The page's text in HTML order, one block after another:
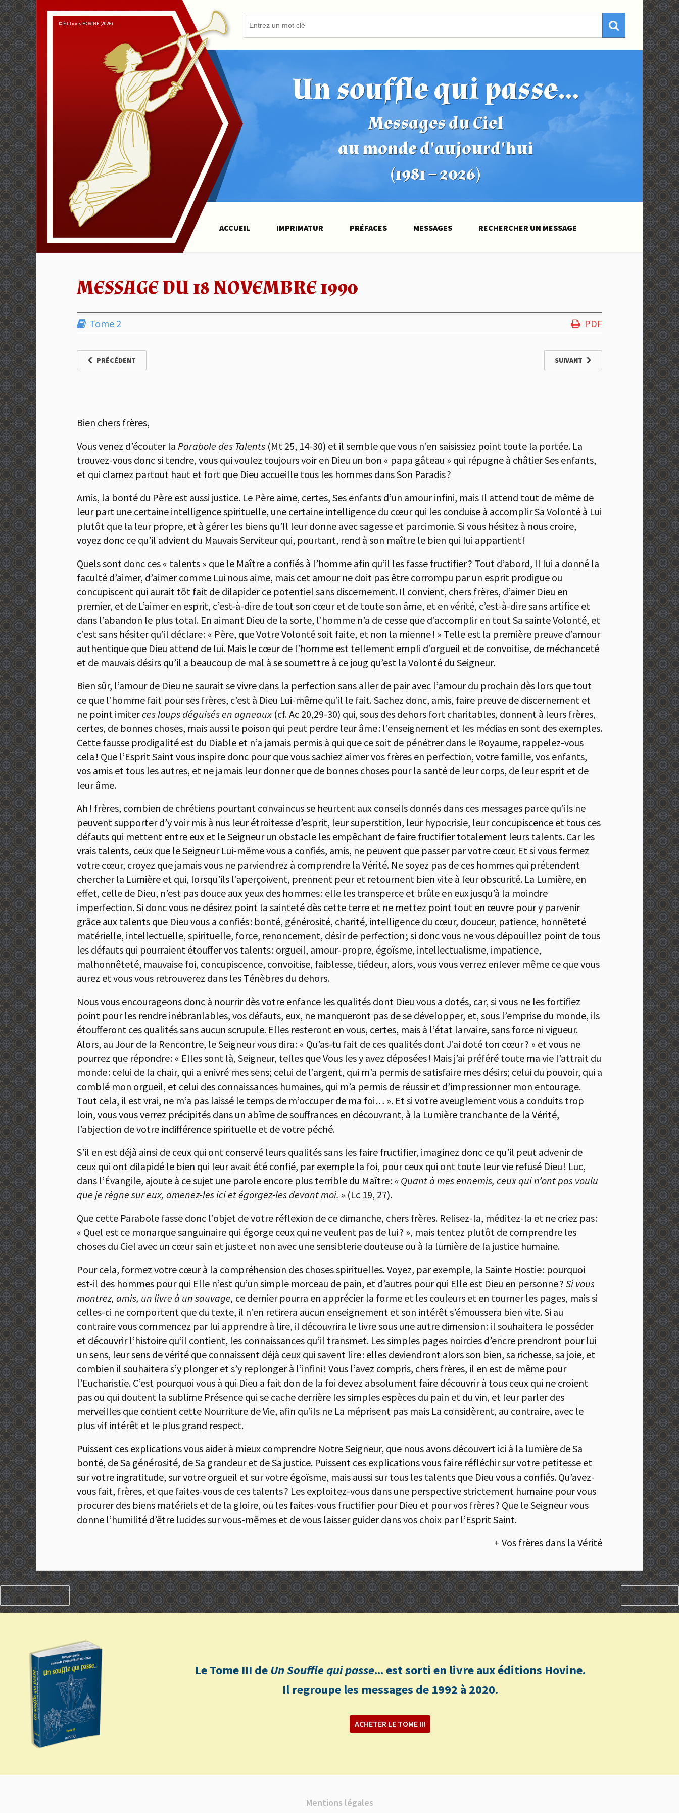
Un souffle qui passe...
Messages du Ciel
au monde d'aujourd'hui
(1981 – 2026)
© Éditions HOVINE (2026)
ACCUEIL IMPRIMATUR PRÉFACES MESSAGES RECHERCHER UN MESSAGE
MESSAGE DU 18 NOVEMBRE 1990
Tome 2 PDF
PRÉCÉDENT SUIVANT
Bien chers frères,
Vous venez d’écouter la Parabole des Talents (Mt 25, 14-30) et il semble que vous n’en saisissiez point toute la portée. La
trouvez-vous donc si tendre, vous qui voulez toujours voir en Dieu un bon « papa gâteau » qui répugne à châtier Ses enfants,
et qui clamez partout haut et fort que Dieu accueille tous les hommes dans Son Paradis ?
Amis, la bonté du Père est aussi justice. Le Père aime, certes, Ses enfants d’un amour infini, mais Il attend tout de même de
leur part une certaine intelligence spirituelle, une certaine intelligence du cœur qui les conduise à accomplir Sa Volonté à Lui
plutôt que la leur propre, et à gérer les biens qu’Il leur donne avec sagesse et parcimonie. Si vous hésitez à nous croire,
voyez donc ce qu’il advient du Mauvais Serviteur qui, pourtant, rend à son maître le bien qui lui appartient !
Quels sont donc ces « talents » que le Maître a confiés à l’homme afin qu’il les fasse fructifier ? Tout d’abord, Il lui a donné la
faculté d’aimer, d’aimer comme Lui nous aime, mais cet amour ne doit pas être corrompu par un esprit prodigue ou
concupiscent qui aurait tôt fait de dilapider ce potentiel sans discernement. Il convient, chers frères, d’aimer Dieu en
premier, et de L’aimer en esprit, c’est-à-dire de tout son cœur et de toute son âme, et en vérité, c’est-à-dire sans artifice et
dans l’abandon le plus total. En aimant Dieu de la sorte, l’homme n’a de cesse que d’accomplir en tout Sa sainte Volonté, et
c’est sans hésiter qu’il déclare : « Père, que Votre Volonté soit faite, et non la mienne ! » Telle est la première preuve d’amour
authentique que Dieu attend de lui. Mais le cœur de l’homme est tellement empli d’orgueil et de convoitise, de méchanceté
et de mauvais désirs qu’il a beaucoup de mal à se soumettre à ce joug qu’est la Volonté du Seigneur.
Bien sûr, l’amour de Dieu ne saurait se vivre dans la perfection sans aller de pair avec l’amour du prochain dès lors que tout
ce que l’homme fait pour ses frères, c’est à Dieu Lui-même qu’il le fait. Sachez donc, amis, faire preuve de discernement et
ne point imiterces loups déguisés en agneaux (cf. Ac 20,29-30) qui, sous des dehors fort charitables, donnent à leurs frères,
certes, de bonnes choses, mais aussi le poison qui peut perdre leur âme : l’enseignement et les médias en sont des exemples.
Cette fausse prodigalité est du Diable et n’a jamais permis à qui que ce soit de pénétrer dans le Royaume, rappelez-vous
cela ! Que l’Esprit Saint vous inspire donc pour que vous sachiez aimer vos frères en perfection, votre famille, vos enfants,
vos amis et tous les autres, et ne jamais leur donner que de bonnes choses pour la santé de leur corps, de leur esprit et de
leur âme.
Ah ! frères, combien de chrétiens pourtant convaincus se heurtent aux conseils donnés dans ces messages parce qu’ils ne
peuvent supporter d’y voir mis à nus leur étroitesse d’esprit, leur superstition, leur hypocrisie, leur concupiscence et tous ces
défauts qui mettent entre eux et le Seigneur un obstacle les empêchant de faire fructifier totalement leurs talents. Car les
vrais talents, ceux que le Seigneur Lui-même vous a confiés, amis, ne peuvent que passer par votre cœur. Et si vous fermez
votre cœur, croyez que jamais vous ne parviendrez à comprendre la Vérité. Ne soyez pas de ces hommes qui prétendent
chercher la Lumière et qui, lorsqu’ils l’aperçoivent, prennent peur et retournent bien vite à leur obscurité. La Lumière, en
effet, celle de Dieu, n’est pas douce aux yeux des hommes : elle les transperce et brûle en eux jusqu’à la moindre
imperfection. Si donc vous ne désirez point la sainteté dès cette terre et ne mettez point tout en œuvre pour y parvenir
grâce aux talents que Dieu vous a confiés : bonté, générosité, charité, intelligence du cœur, douceur, patience, honnêteté
matérielle, intellectuelle, spirituelle, force, renoncement, désir de perfection ; si donc vous ne vous dépouillez point de tous
les défauts qui pourraient étouffer vos talents : orgueil, amour-propre, égoïsme, intellectualisme, impatience,
malhonnêteté, mauvaise foi, concupiscence, convoitise, faiblesse, tiédeur, alors, vous vous verrez enlever même ce que vous
aurez et vous vous retrouverez dans les Ténèbres du dehors.
Nous vous encourageons donc à nourrir dès votre enfance les qualités dont Dieu vous a dotés, car, si vous ne les fortifiez
point pour les rendre inébranlables, vos défauts, eux, ne manqueront pas de se développer, et, sous l’emprise du monde, ils
étoufferont ces qualités sans aucun scrupule. Elles resteront en vous, certes, mais à l’état larvaire, sans force ni vigueur.
Alors, au Jour de la Rencontre, le Seigneur vous dira : « Qu’as-tu fait de ces qualités dont J’ai doté ton cœur ? » et vous ne
pourrez que répondre : « Elles sont là, Seigneur, telles que Vous les y avez déposées ! Mais j’ai préféré toute ma vie l’attrait du
monde : celui de la chair, qui a enivré mes sens; celui de l’argent, qui m’a permis de satisfaire mes désirs; celui du pouvoir, qui a
comblé mon orgueil, et celui des connaissances humaines, qui m’a permis de réussir et d’impressionner mon entourage.
Tout cela, il est vrai, ne m’a pas laissé le temps de m’occuper de ma foi… ». Et si votre aveuglement vous a conduits trop
loin, vous vous verrez précipités dans un abîme de souffrances en découvrant, à la Lumière tranchante de la Vérité,
l’abjection de votre indifférence spirituelle et de votre péché.
S’il en est déjà ainsi de ceux qui ont conservé leurs qualités sans les faire fructifier, imaginez donc ce qu’il peut advenir de
ceux qui ont dilapidé le bien qui leur avait été confié, par exemple la foi, pour ceux qui ont toute leur vie refusé Dieu ! Luc,
dans l’Évangile, ajoute à ce sujet une parole encore plus terrible du Maître :« Quant à mes ennemis, ceux qui n’ont pas voulu
que je règne sur eux, amenez-les ici et égorgez-les devant moi. » (Lc 19, 27).
Que cette Parabole fasse donc l’objet de votre réflexion de ce dimanche, chers frères. Relisez-la, méditez-la et ne criez pas :
« Quel est ce monarque sanguinaire qui égorge ceux qui ne veulent pas de lui ? », mais tentez plutôt de comprendre les
choses du Ciel avec un cœur sain et juste et non avec une sensiblerie douteuse ou à la lumière de la justice humaine.
Pour cela, formez votre cœur à la compréhension des choses spirituelles. Voyez, par exemple, la Sainte Hostie : pourquoi
est-il des hommes pour qui Elle n’est qu’un simple morceau de pain, et d’autres pour qui Elle est Dieu en personne ? Si vous
montrez, amis, un livre à un sauvage, ce dernier pourra en apprécier la forme et les couleurs et en tourner les pages, mais si
celles-ci ne comportent que du texte, il n’en retirera aucun enseignement et son intérêt s’émoussera bien vite. Si au
contraire vous commencez par lui apprendre à lire, il découvrira le livre sous une autre dimension : il souhaitera le posséder
et découvrir l’histoire qu’il contient, les connaissances qu’il transmet. Les simples pages noircies d’encre prendront pour lui
un sens, leur sens de vérité que connaissent déjà ceux qui savent lire : elles deviendront alors son bien, sa richesse, sa joie, et
combien il souhaitera s’y plonger et s’y replonger à l’infini ! Vous l’avez compris, chers frères, il en est de même pour
l’Eucharistie. C’est pourquoi vous à qui Dieu a fait don de la foi devez absolument faire découvrir à tous ceux qui ne croient
pas ou qui doutent la sublime Présence qui se cache derrière les simples espèces du pain et du vin, et leur parler des
merveilles que contient cette Nourriture de Vie, afin qu’ils ne La méprisent pas mais La considèrent, au contraire, avec le
plus vif intérêt et le plus grand respect.
Puissent ces explications vous aider à mieux comprendre Notre Seigneur, que nous avons découvert ici à la lumière de Sa
bonté, de Sa générosité, de Sa grandeur et de Sa justice. Puissent ces explications vous faire réfléchir sur votre petitesse et
sur votre ingratitude, sur votre orgueil et sur votre égoïsme, mais aussi sur tous les talents que Dieu vous a confiés. Qu’avez-
vous fait, frères, et que faites-vous de ces talents ? Les exploitez-vous dans une perspective strictement humaine pour vous
procurer des biens matériels et de la gloire, ou les faites-vous fructifier pour Dieu et pour vos frères ? Que le Seigneur vous
donne l’humilité d’être lucides sur vous-mêmes et de vous laisser guider dans vos choix par l’Esprit Saint.
+ Vos frères dans la Vérité
PRÉCÉDENT SUIVANT
Le Tome III deUn Souffle qui passe... est sorti en livre aux éditions Hovine.
Il regroupe les messages de 1992 à 2020.
ACHETER LE TOME III
Mentions légales